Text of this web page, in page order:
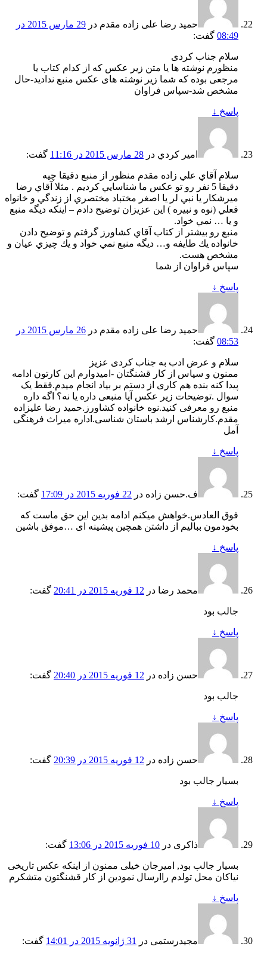
حمید رضا علی زاده مقدم در
29 مارس 2015 در
08:49 گفت:
سلام جناب کردی
منظورم نوشته ها یا متن زیر عکس که از کدام کتاب یا
مرجعی بوده که شما زیر نوشته های عکس منبع ندادید-حال
مشخص شد-سپاس فراوان
پاسخ ↓
امير كردي در 28 مارس 2015 در 11:16 گفت:
سلام آقاي علي زاده مقدم منظور از منبع دقيقا چيه
دقيقا 5 نفر رو تو عكس ما شناسايي كرديم . مثلا آقاي رضا
ميرشكار يا نبي لر يا اصغر مختباد مختصري از زندگي و خانواه
فعلي (نوه و نبيره ) اين عزيزان توضيح دادم – اينكه ديگه منبع
و يا … نمي خواد.
منبع رو بيشتر از كتاب آقاي كشاورز گرفتم و توضيح دادن
خانواده يك طايفه و… ديگه منبع نمي خواد و يك چيزي عيان و
مشخص هست.
سپاس فراوان از شما
پاسخ ↓
حمید رضا علی زاده مقدم در
26 مارس 2015 در
08:53 گفت:
سلام و عرض ادب به جناب کردی عزیز
ممنون و سپاس از کار قشنگتان -امیدوارم این کارتون ادامه
پیدا کنه بنده هم کاری از دستم بر بیاد انجام میدم.فقط یک
سوال .توضیحات زیر عکس آیا منبعی داره یا نه؟ اگه داره
منبع رو معرفی کنید.نوه خانواده کشاورز.حمید رضا علیزاده
مقدم.کارشناس ارشد باستان شناسی.اداره میراث فرهنگی
آمل
پاسخ ↓
ف.حسن زاده در 22 فوریه 2015 در 17:09 گفت:
فوق العادس.خواهش میکنم ادامه بدین این حق ماست که
بخودمون ببالیم از داشتن همچین پیشینه ای …موفق باشین
پاسخ ↓
محمد رضا در 12 فوریه 2015 در 20:41 گفت:
جالب بود
پاسخ ↓
حسن زاده در 12 فوریه 2015 در 20:40 گفت:
جالب بود
پاسخ ↓
حسن زاده در 12 فوریه 2015 در 20:39 گفت:
بسیار جالب بود
پاسخ ↓
ذاکری در 10 فوریه 2015 در 13:06 گفت:
بسیار جالب بود, امیرجان خیلی ممنون از اینکه عکس تاریخی
نیاکان محل تولدم راارسال نمودین از کار قشنگتون متشکرم
پاسخ ↓
مجیدرستمی در 31 ژانویه 2015 در 14:01 گفت: